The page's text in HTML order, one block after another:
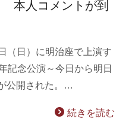
本人コメントが到
（日）に明治座で上演す
記念公演～今日から明日
公開された。…
続きを読む